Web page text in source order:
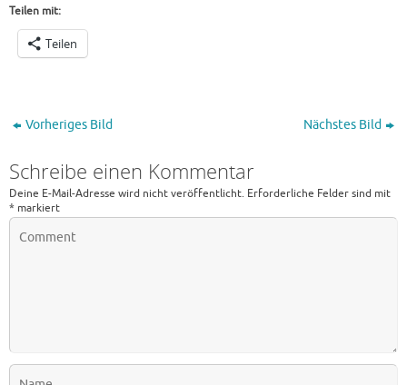
Teilen mit:
Teilen
Vorheriges Bild Nächstes Bild
Schreibe einen Kommentar
Deine E-Mail-Adresse wird nicht veröffentlicht. Erforderliche Felder sind mit
* markiert